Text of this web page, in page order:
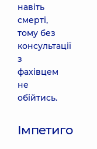
навіть
смерті,
тому без
консультації
з
фахівцем
не
обійтись.
Імпетиго